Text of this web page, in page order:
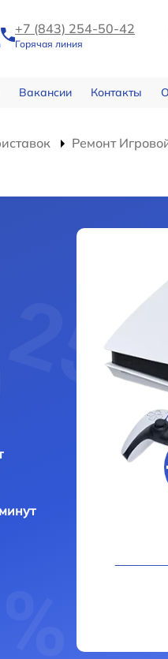
+7 (843) 254-50-42
Горячая линия
Вакансии Контакты
Ремонт